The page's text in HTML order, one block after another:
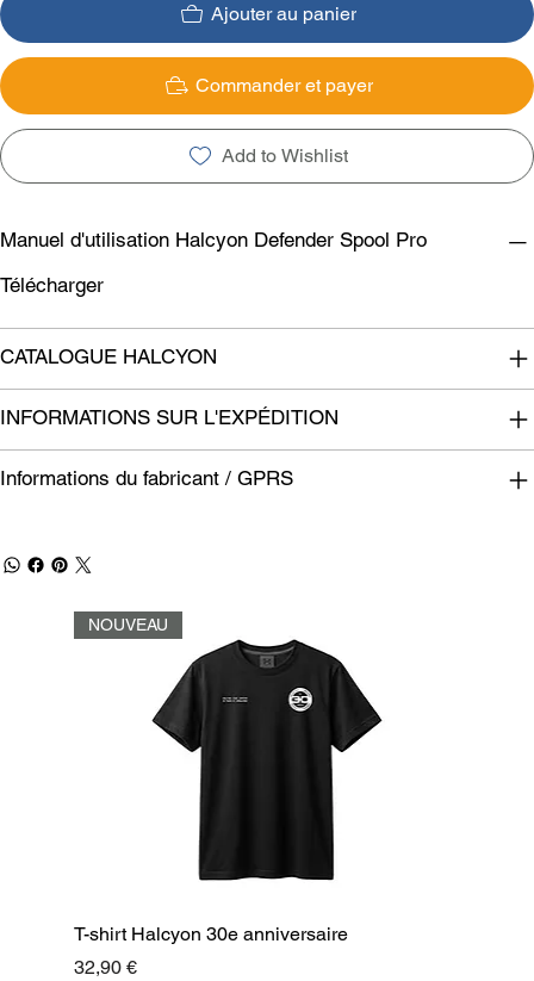
Ajouter au panier
Commander et payer
Add to Wishlist
Manuel d'utilisation Halcyon Defender Spool Pro
Télécharger
CATALOGUE HALCYON
INFORMATIONS SUR L'EXPÉDITION
Informations du fabricant / GPRS
NOUVEAU
T-shirt Halcyon 30e anniversaire
Prix
32,90 €